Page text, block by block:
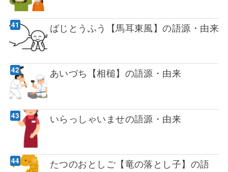
ばじとうふう【馬耳東風】の語源・由来
あいづち【相槌】の語源・由来
いらっしゃいませの語源・由来
たつのおとしご【竜の落とし子】の語